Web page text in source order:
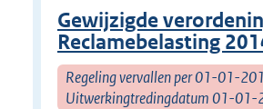
Gewijzigde
Reclamebelasting
Regeling vervallen per 01-01-
Uitwerkingtredingdatum 01-01-